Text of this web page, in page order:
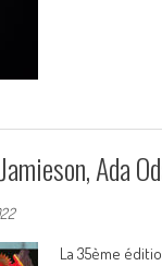
Ada
La 35ème